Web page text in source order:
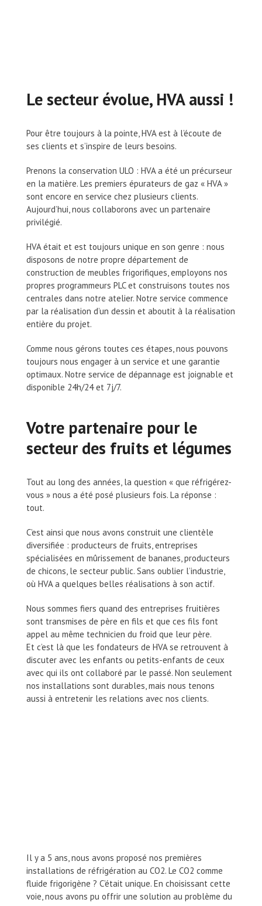
Le secteur évolue, HVA aussi !
Pour être toujours à la pointe, HVA est à l’écoute de
ses clients et s’inspire de leurs besoins.
Prenons la conservation ULO : HVA a été un précurseur
en la matière. Les premiers épurateurs de gaz « HVA »
sont encore en service chez plusieurs clients.
Aujourd’hui, nous collaborons avec un partenaire
privilégié.
HVA était et est toujours unique en son genre : nous
disposons de notre propre département de
construction de meubles frigorifiques, employons nos
propres programmeurs PLC et construisons toutes nos
centrales dans notre atelier. Notre service commence
par la réalisation d’un dessin et aboutit à la réalisation
entière du projet.
Comme nous gérons toutes ces étapes, nous pouvons
toujours nous engager à un service et une garantie
optimaux. Notre service de dépannage est joignable et
disponible 24h/24 et 7j/7.
Votre partenaire pour le
secteur des fruits et légumes
Tout au long des années, la question « que réfrigérez-
vous » nous a été posé plusieurs fois. La réponse :
tout.
C’est ainsi que nous avons construit une clientèle
diversifiée : producteurs de fruits, entreprises
spécialisées en mûrissement de bananes, producteurs
de chicons, le secteur public. Sans oublier l’industrie,
où HVA a quelques belles réalisations à son actif.
Nous sommes fiers quand des entreprises fruitières
sont transmises de père en fils et que ces fils font
appel au même technicien du froid que leur père.
Et c’est là que les fondateurs de HVA se retrouvent à
discuter avec les enfants ou petits-enfants de ceux
avec qui ils ont collaboré par le passé. Non seulement
nos installations sont durables, mais nous tenons
aussi à entretenir les relations avec nos clients.
Il y a 5 ans, nous avons proposé nos premières
installations de réfrigération au CO2. Le CO2 comme
fluide frigorigène ? C’était unique. En choisissant cette
voie, nous avons pu offrir une solution au problème du